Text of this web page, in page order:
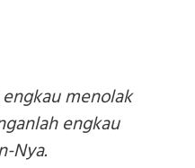
menolak
engkau
Nya.